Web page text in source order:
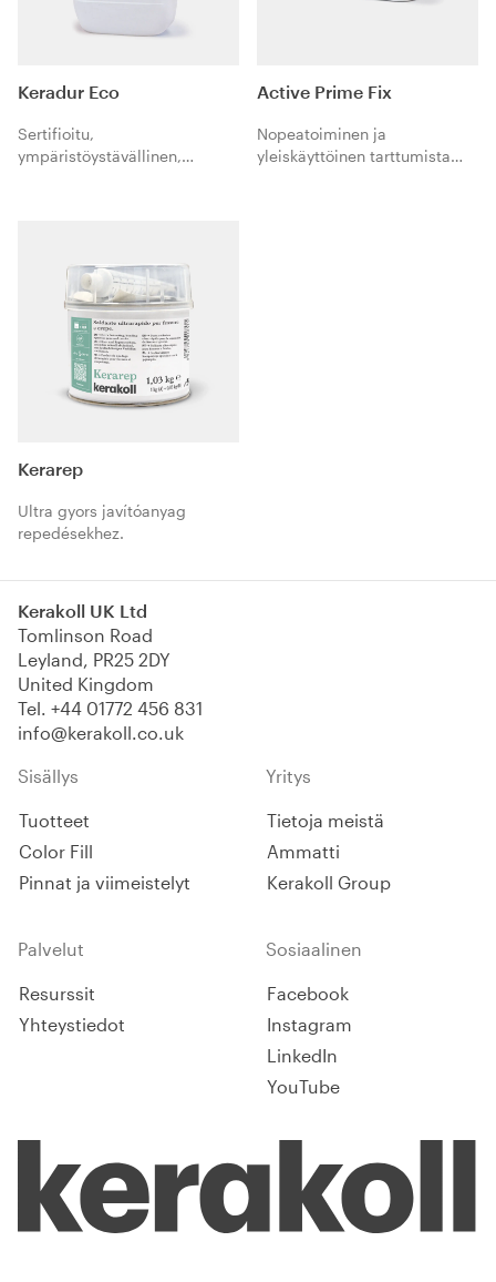
Keradur Eco
Sertifioitu,
ympäristöystävällinen,
Active Prime Fix
Nopeatoiminen ja
yleiskäyttöinen tarttumista
Kerarep
Ultra gyors javítóanyag
repedésekhez.
Kerakoll UK Ltd
Tomlinson Road
Leyland, PR25 2DY
United Kingdom
Tel. +44 01772 456 831
info@kerakoll.co.uk
Sisällys
Tuotteet
Color Fill
Pinnat ja viimeistelyt
Yritys
Tietoja meistä
Ammatti
Kerakoll Group
Palvelut
Resurssit
Yhteystiedot
Sosiaalinen
Facebook
Instagram
LinkedIn
YouTube